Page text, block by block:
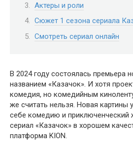
Актеры и роли
Сюжет 1 сезона сериала
Смотреть сериал онлайн
В 2024 году состоялась премьера
названием «Казачок». И хотя
комедия, но комедийным
же считать нельзя. Новая картины
себе комедию и приключенческий
сериал «Казачок» в хорошем
платформа KION.